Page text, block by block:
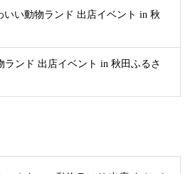
いい動物ランド 出店イベント in 秋
ランド 出店イベント in 秋田ふるさ